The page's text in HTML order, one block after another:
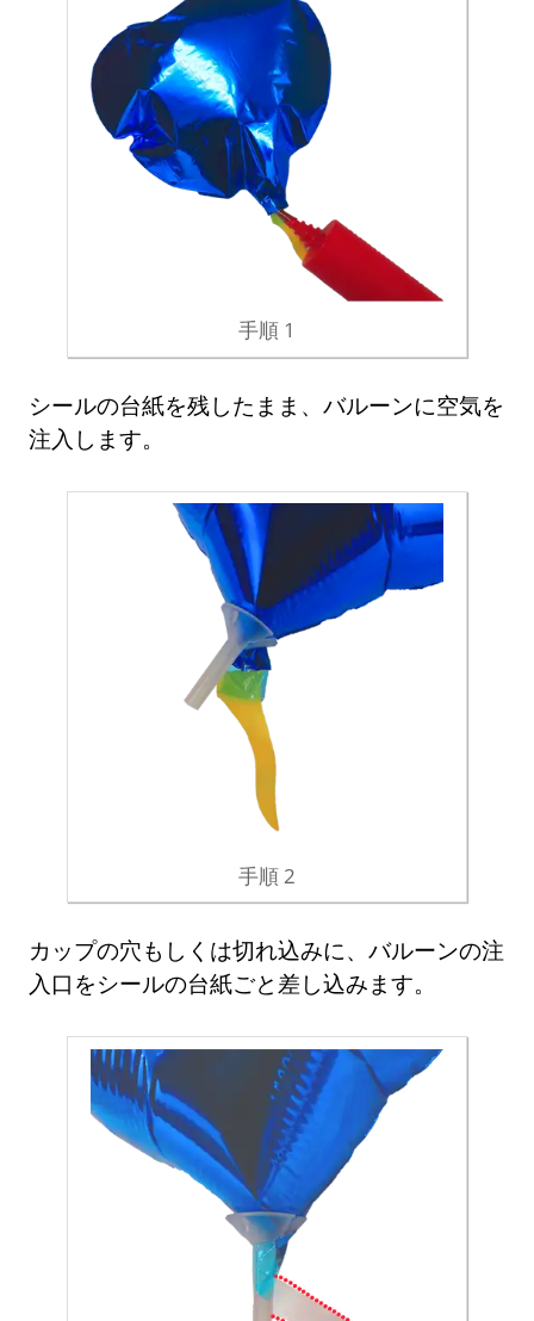
手順 1
シールの台紙を残したまま、バルーンに空気を
注入します。
手順 2
カップの穴もしくは切れ込みに、バルーンの注
入口をシールの台紙ごと差し込みます。